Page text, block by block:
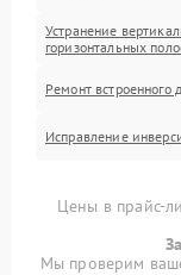
Устранение
горизонтальных
Ремонт встроенного
Исправление
Цены в прайс-
Мы проверим